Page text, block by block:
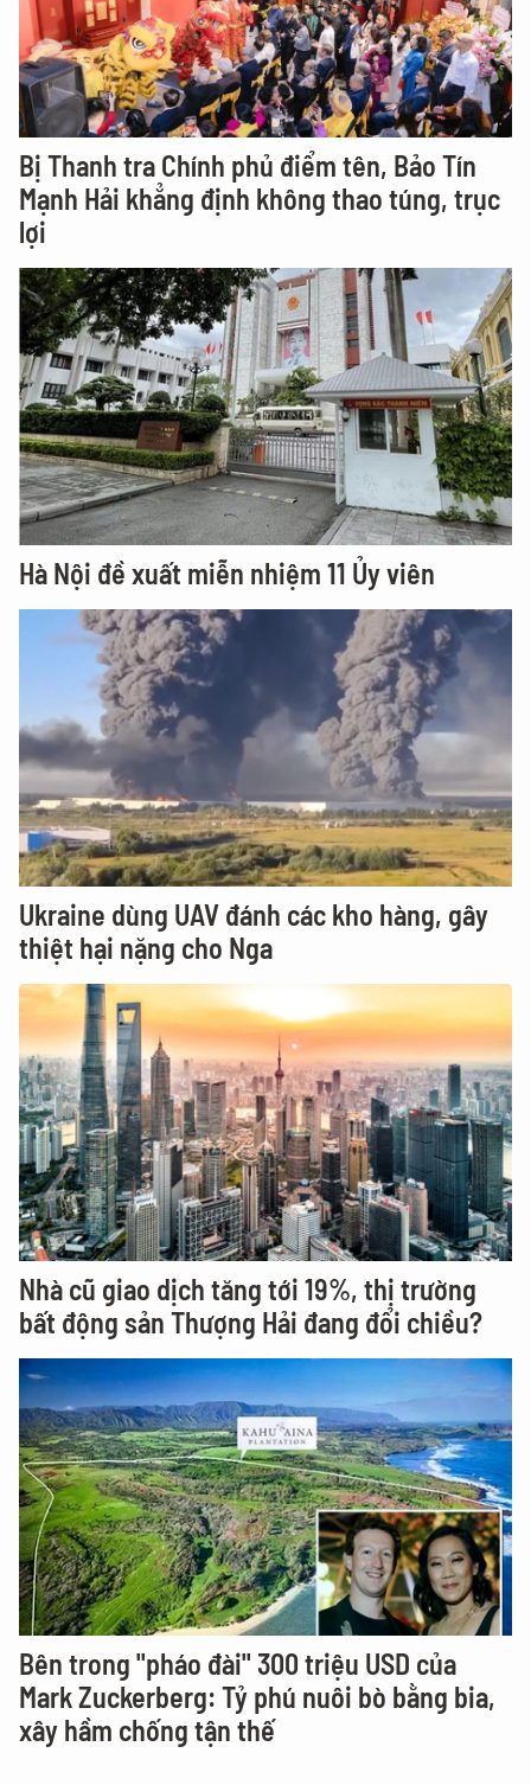
Bị Thanh tra Chính phủ điểm tên, Bảo Tín
Mạnh Hải khẳng định không thao túng, trục
lợi
Hà Nội đề xuất miễn nhiệm 11 Ủy viên
Ukraine dùng UAV đánh các kho hàng, gây
thiệt hại nặng cho Nga
Nhà cũ giao dịch tăng tới 19%, thị trường
bất động sản Thượng Hải đang đổi chiều?
Bên trong "pháo đài" 300 triệu USD của
Mark Zuckerberg: Tỷ phú nuôi bò bằng bia,
xây hầm chống tận thế